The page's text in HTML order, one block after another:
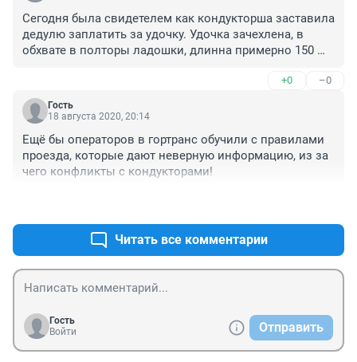
1987 году к родителям на дачу везла дочь, так как
садик закрыли по техническим причинам, а мне на
работу. Я с ребёнком 2,5 года ехала стоя, больше часа,
начинать воспитывать вежливость. На хорошем
примере взрослых. Но пока у нас ни взрослые ни
подростки вежливости не обучены.
Сегодня была свидетелем как кондукторша заставила
дедулю заплатить за удочку. Удочка зачехлена, в
обхвате в полторы ладошки, длинна примерно 150
+0 –0
Гость
18 августа 2020, 20:14
Ещё бы операторов в гортранс обучили с правилами
проезда, которые дают неверную информацию, из за
чего конфликты с кондукторами!
Читать все комментарии
Гость
Войти
Отправить